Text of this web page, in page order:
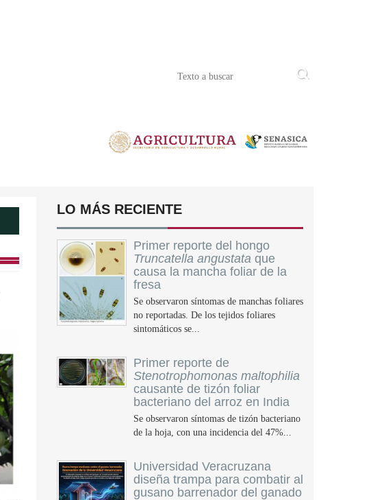
LO MÁS RECIENTE
Primer reporte del hongo
Truncatella angustata que
causa la mancha foliar de la
fresa
Se observaron síntomas de manchas foliares
no reportadas. De los tejidos foliares
sintomáticos se...
Primer reporte de
Stenotrophomonas maltophilia
causante de tizón foliar
bacteriano del arroz en India
Se observaron síntomas de tizón bacteriano
de la hoja, con una incidencia del 47%...
Universidad Veracruzana
diseña trampa para combatir al
gusano barrenador del ganado